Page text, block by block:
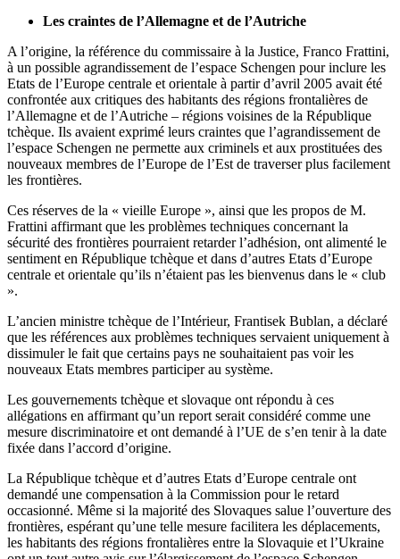
Les craintes de l’Allemagne et de l’Autriche
A l’origine, la référence du commissaire à la Justice, Franco Frattini,
à un possible agrandissement de l’espace Schengen pour inclure les
Etats de l’Europe centrale et orientale à partir d’avril 2005 avait été
confrontée aux critiques des habitants des régions frontalières de
l’Allemagne et de l’Autriche – régions voisines de la République
tchèque. Ils avaient exprimé leurs craintes que l’agrandissement de
l’espace Schengen ne permette aux criminels et aux prostituées des
nouveaux membres de l’Europe de l’Est de traverser plus facilement
les frontières.
Ces réserves de la « vieille Europe », ainsi que les propos de M.
Frattini affirmant que les problèmes techniques concernant la
sécurité des frontières pourraient retarder l’adhésion, ont alimenté le
sentiment en République tchèque et dans d’autres Etats d’Europe
centrale et orientale qu’ils n’étaient pas les bienvenus dans le « club
».
L’ancien ministre tchèque de l’Intérieur, Frantisek Bublan, a déclaré
que les références aux problèmes techniques servaient uniquement à
dissimuler le fait que certains pays ne souhaitaient pas voir les
nouveaux Etats membres participer au système.
Les gouvernements tchèque et slovaque ont répondu à ces
allégations en affirmant qu’un report serait considéré comme une
mesure discriminatoire et ont demandé à l’UE de s’en tenir à la date
fixée dans l’accord d’origine.
La République tchèque et d’autres Etats d’Europe centrale ont
demandé une compensation à la Commission pour le retard
occasionné. Même si la majorité des Slovaques salue l’ouverture des
frontières, espérant qu’une telle mesure facilitera les déplacements,
les habitants des régions frontalières entre la Slovaquie et l’Ukraine